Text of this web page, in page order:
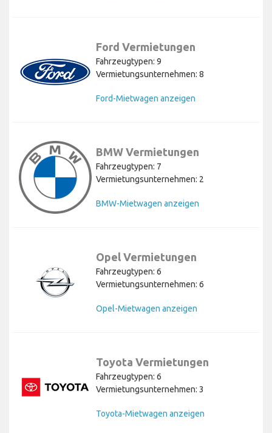
Ford Vermietungen
Fahrzeugtypen: 9
Vermietungsunternehmen: 8
Ford-Mietwagen anzeigen
BMW Vermietungen
Fahrzeugtypen: 7
Vermietungsunternehmen: 2
BMW-Mietwagen anzeigen
Opel Vermietungen
Fahrzeugtypen: 6
Vermietungsunternehmen: 6
Opel-Mietwagen anzeigen
Toyota Vermietungen
Fahrzeugtypen: 6
Vermietungsunternehmen: 3
Toyota-Mietwagen anzeigen